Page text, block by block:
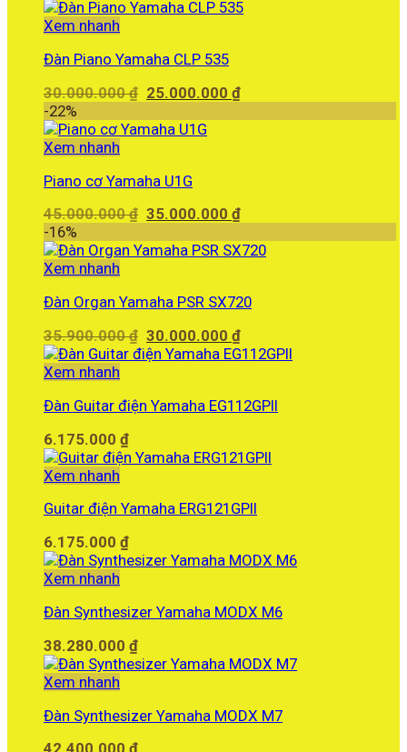
Xem nhanh
Đàn Piano Yamaha CLP 535
30.000.000₫ Giá
là:
25.000.000₫Giá
-22%
Xem nhanh
Piano cơ Yamaha U1G
45.000.000₫ Giá
là:
35.000.000₫Giá
tại
-16%
Xem nhanh
Đàn Organ Yamaha PSR SX720
35.900.000₫ Giá
gốc
30.000.000₫Giá
hiện
30.000.000 ₫.
Xem nhanh
Đàn Guitar điện Yamaha EG112GPII
6.175.000 ₫
Xem nhanh
Guitar điện Yamaha ERG121GPII
6.175.000 ₫
Xem nhanh
Đàn Synthesizer Yamaha MODX M6
38.280.000 ₫
Xem nhanh
Đàn Synthesizer Yamaha MODX M7